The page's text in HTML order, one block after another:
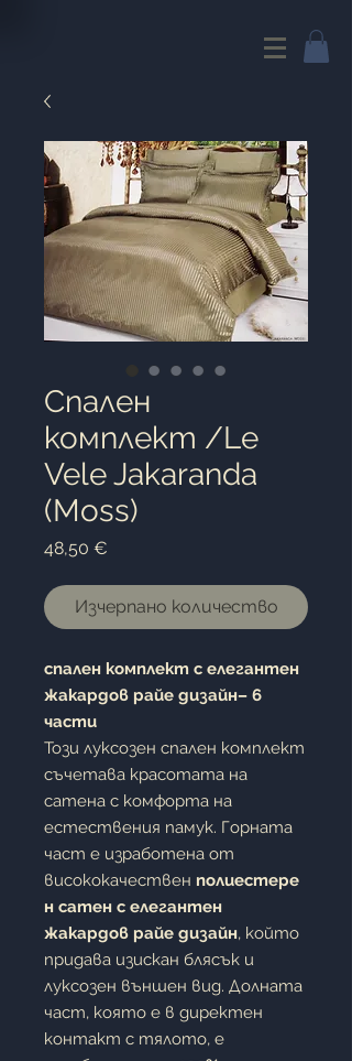
Cпален
комплект /Le
Vele Jakaranda
(Moss)
48,50 €
Изчерпано количество
спален комплект с елегантен
жакардов райе дизайн– 6
части
Този луксозен спален комплект
съчетава красотата на
сатена с комфорта на
естествения памук. Горната
част е изработена от
висококачествен полиестере
н сатен с елегантен
жакардов райе дизайн, който
придава изискан блясък и
луксозен външен вид. Долната
част, която е в директен
контакт с тялото, е